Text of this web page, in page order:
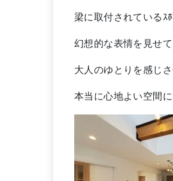
梁に取付されているｽ
幻想的な表情を見せて
大人のゆとりを感じ
本当に心地よい空間に